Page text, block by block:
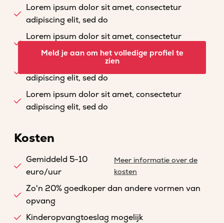
Lorem ipsum dolor sit amet, consectetur
adipiscing elit, sed do
Lorem ipsum dolor sit amet, consectetur
adipiscing elit, sed do
Lorem ipsum dolor sit amet, consectetur
adipiscing elit, sed do
Lorem ipsum dolor sit amet, consectetur
adipiscing elit, sed do
Meld je aan om het volledige profiel te
zien
Kosten
Gemiddeld 5-10
euro/uur
Meer informatie over de
kosten
Zo'n 20% goedkoper dan andere vormen van
opvang
Kinderopvangtoeslag mogelijk